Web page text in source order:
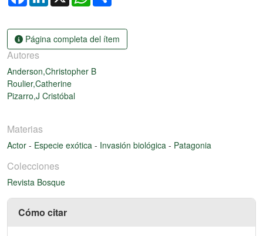
Página completa del ítem
Autores
Anderson,Christopher B
Roulier,Catherine
Pizarro,J Cristóbal
Materias
Actor - Especie exótica - Invasión biológica - Patagonia
Colecciones
Revista Bosque
Cómo citar